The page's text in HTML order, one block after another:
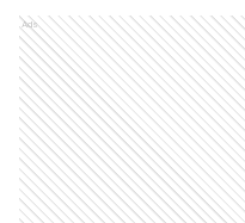
Ads